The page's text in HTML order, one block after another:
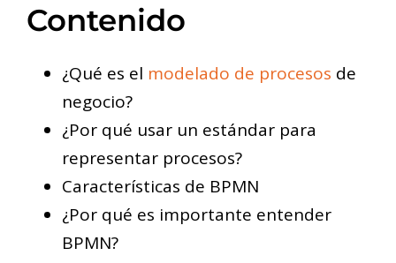
Contenido
¿Qué es el modelado de procesos de
negocio?
¿Por qué usar un estándar para
representar procesos?
Características de BPMN
¿Por qué es importante entender
BPMN?